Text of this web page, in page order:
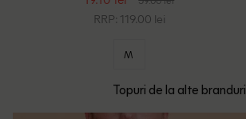
RRP: 119.00 lei
M
Topuri de la alte branduri